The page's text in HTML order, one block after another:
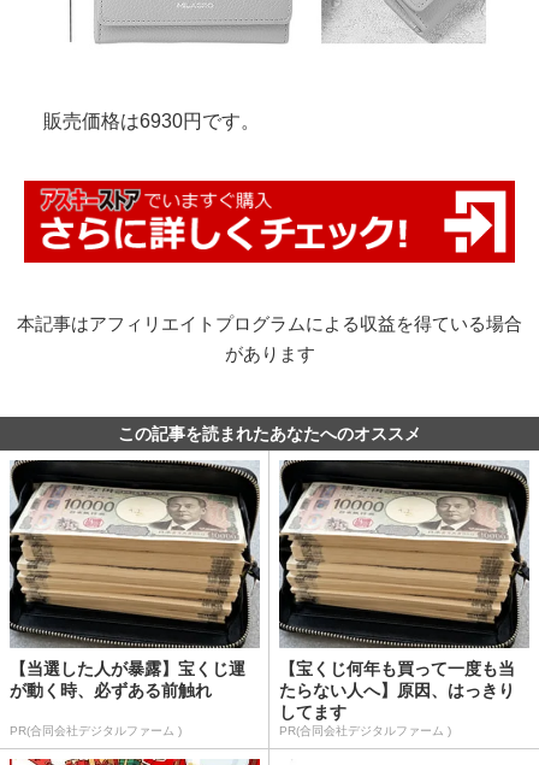
販売価格は6930円です。
本記事はアフィリエイトプログラムによる収益を得ている場合
があります
この記事を読まれたあなたへのオススメ
【当選した人が暴露】宝くじ運
が動く時、必ずある前触れ
PR(合同会社デジタルファーム )
【宝くじ何年も買って一度も当
たらない人へ】原因、はっきり
してます
PR(合同会社デジタルファーム )